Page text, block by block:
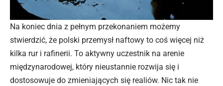
Na koniec dnia z pełnym przekonaniem możemy
stwierdzić, że polski przemysł naftowy to coś więcej niż
kilka rur i rafinerii. To aktywny uczestnik na arenie
międzynarodowej, który nieustannie rozwija się i
dostosowuje do zmieniających się realiów. Nic tak nie